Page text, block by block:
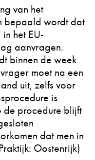
van het
bepaald wordt dat
het EU-
aanvragen.
binnen de week
moet na een
uit, zelfs voor
is
de procedure blijft
dat men in
Oostenrijk)